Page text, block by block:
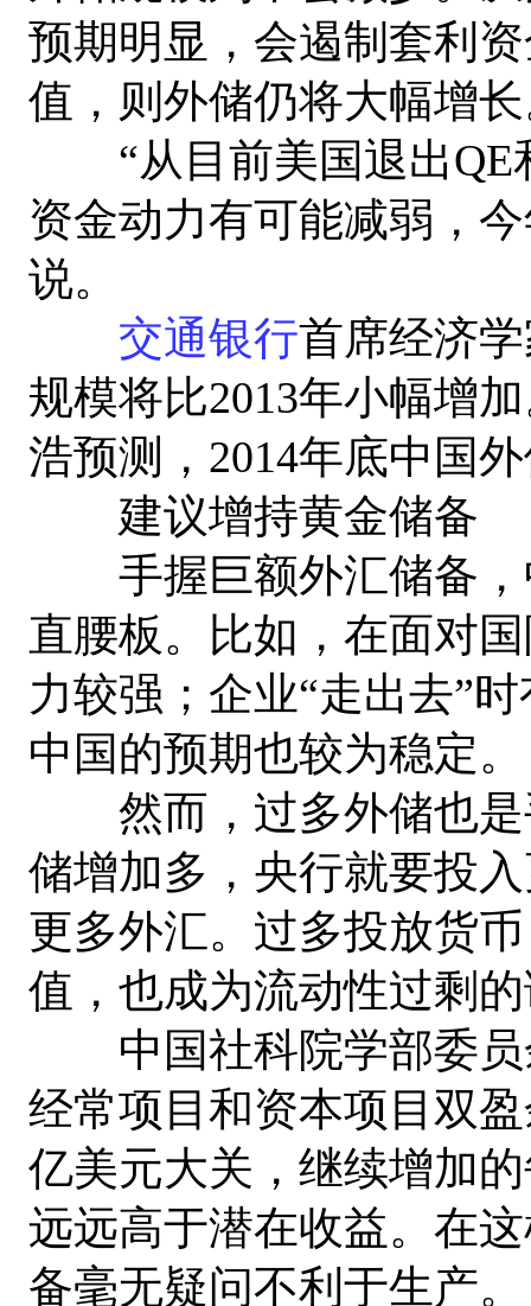
预期明显，会遏制套利
值，则外储仍将大幅增
“从目前美国退出QE
资金动力有可能减弱，
说。
交通银行首席经济
规模将比2013年小幅增
浩预测，2014年底中国
建议增持黄金储备
手握巨额外汇储备，
直腰板。比如，在面对
力较强；企业“走出去”
中国的预期也较为稳定。
然而，过多外储也是
储增加多，央行就要投
更多外汇。过多投放货
值，也成为流动性过剩
中国社科院学部委员
经常项目和资本项目双
亿美元大关，继续增加
远远高于潜在收益。在
备毫无疑问不利于生产。